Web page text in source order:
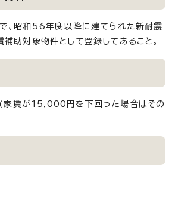
、昭和56年度以降に建てられた新耐震
助対象物件として登録してあること。
賃が15,000円を下回った場合はその